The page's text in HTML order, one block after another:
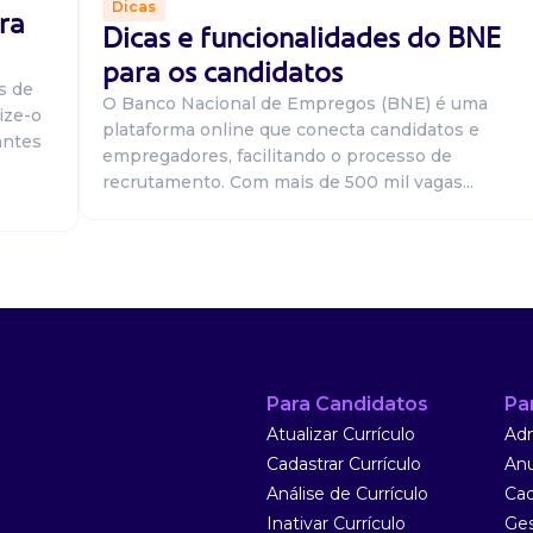
de munck.
de munck.
de
o
Dicas
Dicas e funcionalidades do BNE
para os candidatos
O Banco Nacional de Empregos (BNE) é uma
plataforma online que conecta candidatos e
empregadores, facilitando o processo de
recrutamento. Com mais de 500 mil vagas...
Para Candidatos
Atualizar Currículo
Cadastrar Currículo
Análise de Currículo
Inativar Currículo